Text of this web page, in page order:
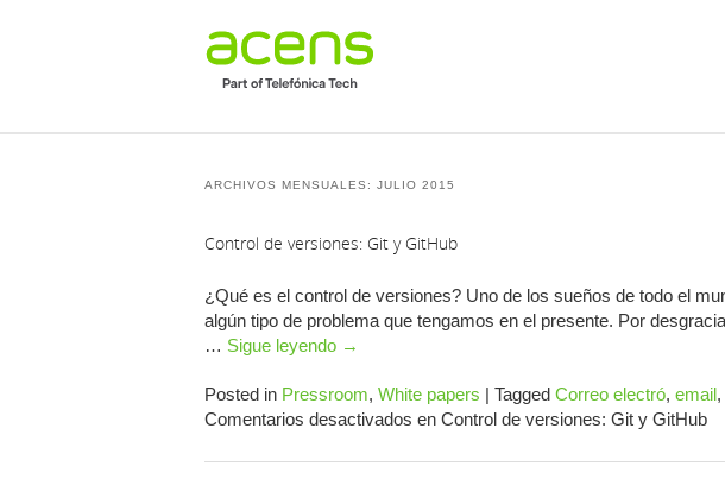
ARCHIVOS MENSUALES: JULIO 2015
Control de versiones: Git y GitHub
¿Qué es el control de versiones? Uno de los sueños de todo el
algún tipo de problema que tengamos en el presente. Por
… Sigue leyendo →
Posted in Pressroom, White papers | Tagged Correo electró, email,
Comentarios desactivados en Control de versiones: Git y GitHub